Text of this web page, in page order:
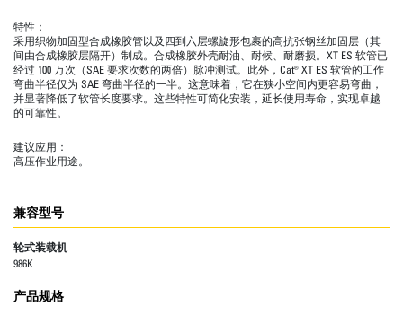
特性：
采用织物加固型合成橡胶管以及四到六层螺旋形包裹的高抗张钢丝加固层（其
间由合成橡胶层隔开）制成。合成橡胶外壳耐油、耐候、耐磨损。XT ES 软管已
经过 100 万次（SAE 要求次数的两倍）脉冲测试。此外，Cat® XT ES 软管的工作
弯曲半径仅为 SAE 弯曲半径的一半。这意味着，它在狭小空间内更容易弯曲，
并显著降低了软管长度要求。这些特性可简化安装，延长使用寿命，实现卓越
的可靠性。
建议应用：
高压作业用途。
兼容型号
轮式装载机
986K
产品规格